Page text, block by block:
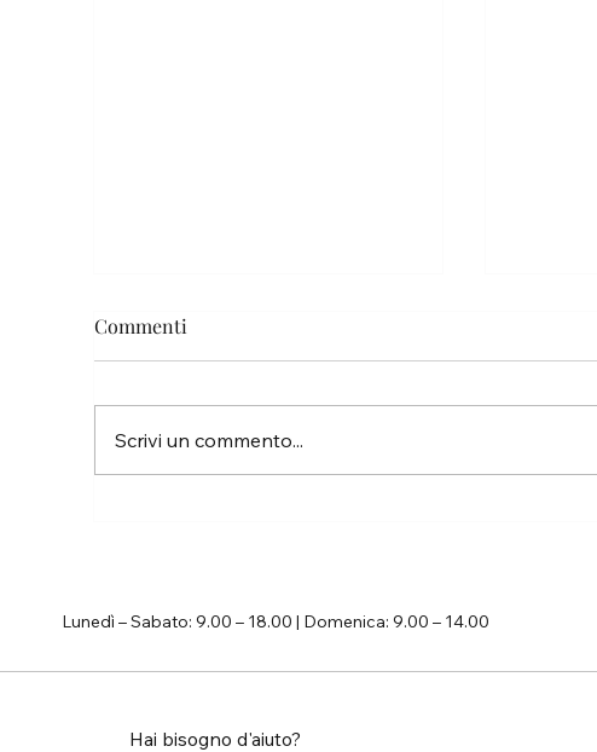
Pari.
Commenti
Scrivi un commento...
Hai bisogno d'aiuto?
Lunedì – Sabato: 9.00 – 18.00 | Domenica: 9.00 – 14.00